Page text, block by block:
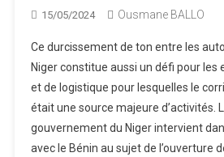
15/05/2024 Ousmane BALLO
Ce durcissement de ton entre les
Niger constitue aussi un défi pour les
et de logistique pour lesquelles le
était une source majeure d’activités.
gouvernement du Niger intervient
avec le Bénin au sujet de l’ouverture